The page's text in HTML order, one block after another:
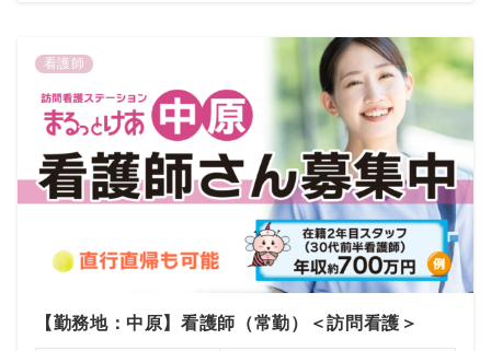
看護師
【勤務地：中原】看護師（常勤）＜訪問看護＞